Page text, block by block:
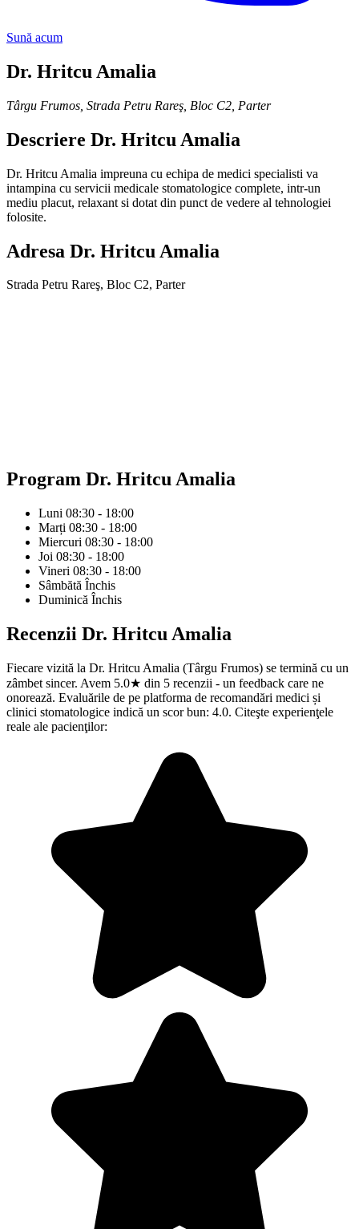
Sună acum
Dr. Hritcu Amalia
Târgu Frumos Strada Petru Rareş, Bloc C2, Parter
Descriere Dr. Hritcu Amalia
Dr. Hritcu Amalia impreuna cu echipa de medici specialisti va
intampina cu servicii medicale stomatologice complete, intr-un
mediu placut, relaxant si dotat din punct de vedere al tehnologiei
folosite.
Adresa Dr. Hritcu Amalia
Strada Petru Rareş, Bloc C2, Parter
Program Dr. Hritcu Amalia
Luni 08:30 - 18:00
Marți 08:30 - 18:00
Miercuri 08:30 - 18:00
Joi 08:30 - 18:00
Vineri 08:30 - 18:00
Sâmbătă Închis
Duminică Închis
Recenzii Dr. Hritcu Amalia
Fiecare vizită la Dr. Hritcu Amalia (Târgu Frumos) se termină cu un
zâmbet sincer. Avem 5.0★ din 5 recenzii - un feedback care ne
onorează. Evaluările de pe platforma de recomandări medici și
clinici stomatologice indică un scor bun: 4.0. Citeşte experienţele
reale ale pacienţilor: